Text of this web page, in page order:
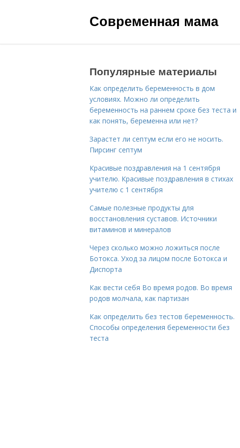
Современная мама
Популярные материалы
Как определить беременность в дом
условиях. Можно ли определить
беременность на раннем сроке без теста и
как понять, беременна или нет?
Зарастет ли септум если его не носить.
Пирсинг септум
Красивые поздравления на 1 сентября
учителю. Красивые поздравления в стихах
учителю с 1 сентября
Самые полезные продукты для
восстановления суставов. Источники
витаминов и минералов
Через сколько можно ложиться после
Ботокса. Уход за лицом после Ботокса и
Диспорта
Как вести себя Во время родов. Во время
родов молчала, как партизан
Как определить без тестов беременность.
Способы определения беременности без
теста